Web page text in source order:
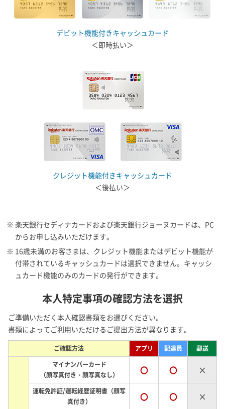
デビット機能付きキャッシュカード
＜即時払い＞
クレジット機能付きキャッシュカード
＜後払い＞
※ 楽天銀行セディナカードおよび楽天銀行ジョーヌカードは、PC
からお申し込みいただけます。
※ 16歳未満のお客さまは、クレジット機能またはデビット機能が
付帯されているキャッシュカードは選択できません。キャッシ
ュカード機能のみのカードの発行ができます。
本人特定事項の確認方法を選択
ご準備いただく本人確認書類をお選びください。
書類によってご利用いただけるご提出方法が異なります。
ご確認方法 アプリ 配達員
郵送
マイナンバーカード
（顔写真付き・顔写真なし）
〇 〇 ×
運転免許証/運転経歴証明書（顔写
真付き）
〇 〇 ×